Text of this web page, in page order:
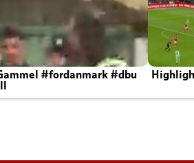
#fordanmark #dbu